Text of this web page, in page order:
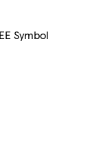
Symbol